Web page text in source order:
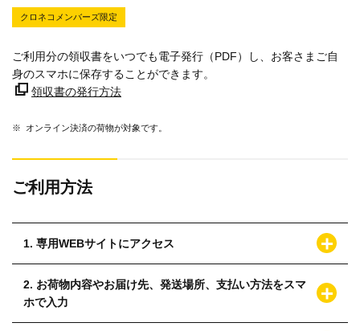
クロネコメンバーズ限定
ご利用分の領収書をいつでも電子発行（PDF）し、お客さまご自
身のスマホに保存することができます。
領収書の発行方法
※ オンライン決済の荷物が対象です。
ご利用方法
1. 専用WEBサイトにアクセス
2. お荷物内容やお届け先、発送場所、支払い方法をスマ
ホで入力